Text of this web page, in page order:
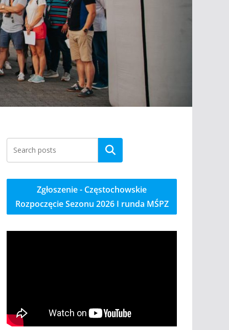
Szukaj
Zgłoszenie - Częstochowskie
Rozpoczęcie Sezonu 2026 I runda MŚPZ